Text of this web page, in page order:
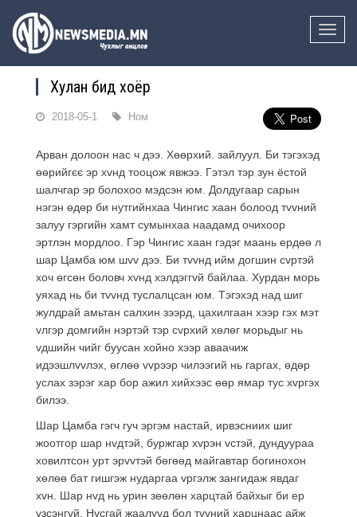
Toggle
Хулан бид хоёр
2018-05-1 Ном
Арван долоон нас ч дээ. Хөөрхий. зайлуул. Би тэгэхэд
өөрийгєє эр хvнд тооцож явжээ. Гэтэл тэр зун ёстой
шалчгар эр болохоо мэдсэн юм. Долдугаар сарын
нэгэн өдөр би нутгийнхаа Чингис хаан болоод тvvний
залуу гэргийн хамт сумынхаа наадамд очихоор
эртлэн мордлоо. Гэр Чингис хаан гэдэг маань ердөө л
шар Цамба юм шvv дээ. Би тvvнд ийм догшин сvртэй
хоч өгсөн боловч хvнд хэлдэггvй байлаа. Хурдан морь
уяхад нь би тvvнд туслалцсан юм. Тэгэхэд над шиг
жулдрай амьтан салхин зээрд, цахилгаан хээр гэх мэт
vлгэр домгийн нэртэй тэр сvрхий хөлөг морьдыг нь
vдшийн чийг буусан хойно хээр аваачиж
идээшлvvлэх, өглөө vvрээр чилээгий нь гаргах, өдөр
услах зэрэг хар бор ажил хийхээс өөр ямар тус хvргэх
билээ.
Шар Цамба гэгч гуч эргэм настай, ирвэсниих шиг
жоотгор шар нvдтэй, буржгар хvрэн vстэй, дундуураа
ховилтсон урт эрvvтэй бөгөөд майгавтар богинохон
хөлөө бат гишгэж нударгаа vргэлж зангидаж явдаг
хvн. Шар нvд нь урин зөөлөн харцтай байхыг би ер
vзсэнгvй. Нусгай жаалууд бол тvvний харцнаас айж